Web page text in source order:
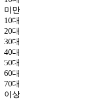
미만
10대
20대
30대
40대
50대
60대
70대
이상